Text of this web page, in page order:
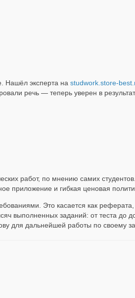
Нашёл эксперта на studwork.store-
речь — теперь уверен в
работ, по мнению самих
приложение и гибкая ценовая
Это касается как
выполненных заданий: от теста до
для дальнейшей работы по своему